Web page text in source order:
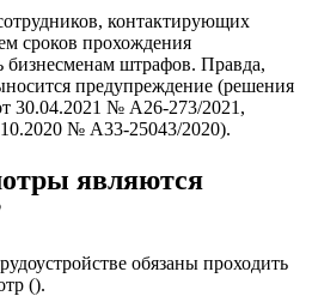
контактирующих
сроков прохождения
бизнесменам штрафов. Правда,
предупреждение (решения
30.04.2021 № А26-273/2021,
№ А33-25043/2020).
являются
обязаны проходить
().